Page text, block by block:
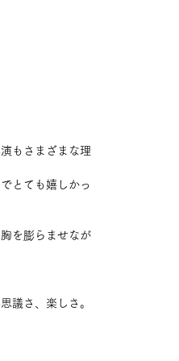
もさまざまな理
とても嬉しかっ
を膨らませなが
議さ、楽しさ。